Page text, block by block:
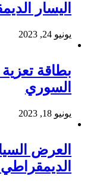
اليسار
يونيو 24, 2023
بطاقة
السوري
يونيو 18, 2023
العرض
الديمقراطي